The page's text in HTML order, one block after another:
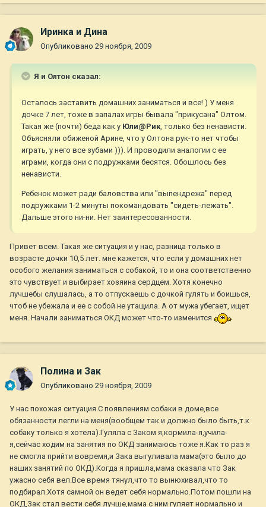
Иринка и Дина
Опубликовано 29 ноября, 2009
Я и Олтон сказал:
Осталось заставить домашних заниматься и все! ) У меня
дочке 7 лет, тоже в запалах игры бывала "прикусана" Олтом.
Такая же (почти) беда как у Юли@Рик, только без ненависти.
Объясняли обиженой Арине, что у Олтона рук-то нет чтобы
играть, у него все зубами ))). И проводили аналогии с ее
играми, когда они с подружками бесятся. Обошлось без
ненависти.
Ребенок может ради баловства или "выпендрежа" перед
подружками 1-2 минуты покомандовать "сидеть-лежать".
Дальше этого ни-ни. Нет заинтересованности.
Привет всем. Такая же ситуация и у нас, разница только в
возрасте дочки 10,5 лет. мне кажется, что если у домашних нет
особого желания заниматься с собакой, то и она соответственно
это чувствует и выбирает хозяина сердцем. Хотя конечно
лучшебы слушалась, а то отпускаешь с дочкой гулять и боишься,
чтоб не убежала и ее с собой не утащила. А от мужа убегает, ищет
меня. Начали заниматься ОКД может что-то изменится
Полина и Зак
Опубликовано 29 ноября, 2009
У нас похожая ситуация.С появлениям собаки в доме,все
обязанности легли на меня(вообщем так и должно было быть,т.к
собаку только я хотела).Гуляла с Заком я,кормила-я,учила-
я,сейчас ходим на занятия по ОКД занимаюсь тоже я.Как то раз я
не смогла прийти вовремя,и Зака выгуливала мама(это было до
наших занятий по ОКД).Когда я пришла,мама сказала что Зак
ужасно себя вел.Все время тянул,что то вынюхивал,что то
подбирал.Хотя самной он ведет себя нормально.Потом пошли на
ОКД,Зак стал вести себя лучше,мама с ним гуляет нормально и